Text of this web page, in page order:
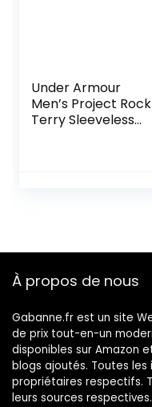
Under Armour
Men’s Project Rock
Terry Sleeveless
À propos de nous
Gabanne.fr est un site
de prix tout-en-un
disponibles sur Amazon
blogs ajoutés. Toutes
propriétaires respectifs.
leurs sources respectives.